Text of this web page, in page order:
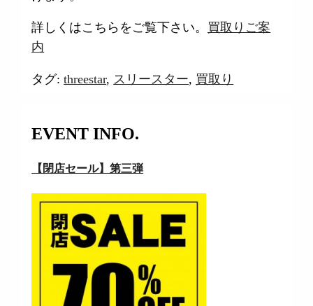
詳しくはこちらをご覧下さい。 買取りご案
内
タグ:threestar, スリースター, 買取り
EVENT INFO.
【閉店セール】第三弾